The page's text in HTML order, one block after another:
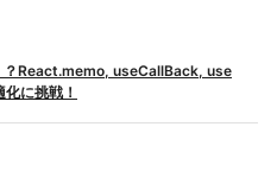
？React.memo, useCallBack, use
に挑戦！